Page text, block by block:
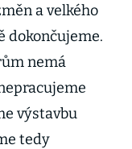
a velkého
dokončujeme.
nemá
výstavbu
tedy